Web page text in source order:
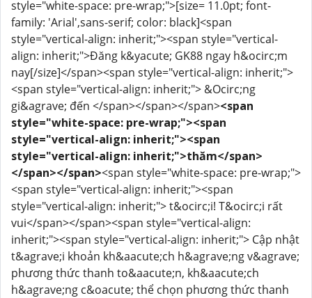
style="white-space: pre-wrap;">[size= 11.0pt; font-
family: 'Arial',sans-serif; color: black]<span
style="vertical-align: inherit;"><span style="vertical-
align: inherit;">Đăng k&yacute; GK88 ngay h&ocirc;m
nay[/size]</span><span style="vertical-align: inherit;">
<span style="vertical-align: inherit;"> &Ocirc;ng
gi&agrave; đến </span></span></span><span
style="white-space: pre-wrap;"><span
style="vertical-align: inherit;"><span
style="vertical-align: inherit;">thăm</span>
</span></span><span style="white-space: pre-wrap;">
<span style="vertical-align: inherit;"><span
style="vertical-align: inherit;"> t&ocirc;i! T&ocirc;i rất
vui</span></span><span style="vertical-align:
inherit;"><span style="vertical-align: inherit;"> Cập nhật
t&agrave;i khoản kh&aacute;ch h&agrave;ng v&agrave;
phương thức thanh to&aacute;n, kh&aacute;ch
h&agrave;ng c&oacute; thể chọn phương thức thanh